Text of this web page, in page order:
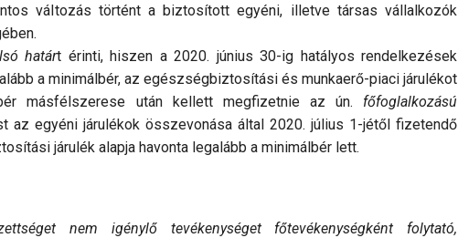
változás történt a biztosított egyéni, illetve társas vállalkozók
határt érinti, hiszen a 2020. június 30-ig hatályos rendelkezések
a minimálbér, az egészségbiztosítási és munkaerő-piaci járulékot
másfélszerese után kellett megfizetnie az ún. főfoglalkozású
az egyéni járulékok össze­vonása által 2020. július 1-jétől fizetendő
járulék alapja havonta legalább a minimálbér lett.
nem igénylő tevé­keny­séget főtevékenységként folytató,